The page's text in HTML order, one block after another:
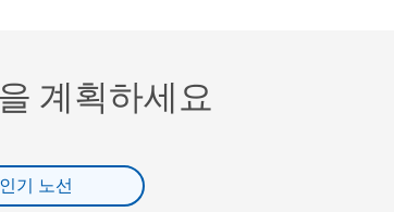
계획하세요
인기 노선